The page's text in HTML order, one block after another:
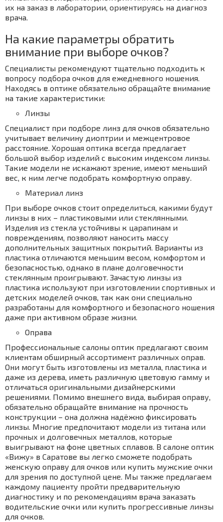
их на заказ в лаборатории, ориентируясь на диагноз
врача.
На какие параметры обратить
внимание при выборе очков?
Специалисты рекомендуют тщательно подходить к
вопросу подбора очков для ежедневного ношения.
Находясь в оптике обязательно обращайте внимание
на такие характеристики:
Линзы
Специалист при подборе линз для очков обязательно
учитывает величину диоптрии и межцентровое
расстояние. Хорошая оптика всегда предлагает
большой выбор изделий с высоким индексом линзы.
Такие модели не искажают зрение, имеют меньший
вес, к ним легче подобрать комфортную оправу.
Материал линз
При выборе очков стоит определиться, какими будут
линзы в них – пластиковыми или стеклянными.
Изделия из стекла устойчивы к царапинам и
повреждениям, позволяют наносить массу
дополнительных защитных покрытий. Варианты из
пластика отличаются меньшим весом, комфортом и
безопасностью, однако в плане долговечности
стеклянным проигрывают. Зачастую линзы из
пластика используют при изготовлении спортивных и
детских моделей очков, так как они специально
разработаны для комфортного и безопасного ношения
даже при активном образе жизни.
Оправа
Профессиональные салоны оптик предлагают своим
клиентам обширный ассортимент различных оправ.
Они могут быть изготовлены из металла, пластика и
даже из дерева, иметь различную цветовую гамму и
отличаться оригинальными дизайнерскими
решениями. Помимо внешнего вида, выбирая оправу,
обязательно обращайте внимание на прочность
конструкции – она должна надёжно фиксировать
линзы. Многие предпочитают модели из титана или
прочных и долговечных металлов, которые
выигрывают на фоне цветных сплавов. В салоне оптик
«Вижу» в Саратове вы легко сможете подобрать
женскую оправу для очков или купить мужские очки
для зрения по доступной цене. Мы также предлагаем
каждому пациенту пройти предварительную
диагностику и по рекомендациям врача заказать
водительские очки или купить прогрессивные линзы
для очков.